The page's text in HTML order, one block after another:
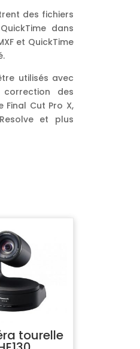
des fichiers
dans
et QuickTime
utilisés avec
correction des
Final Cut Pro X,
et plus
tourelle